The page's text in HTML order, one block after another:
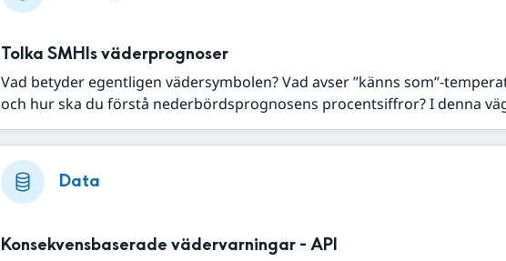
Tolka SMHIs väderprognoser
Vad betyder egentligen vädersymbolen? Vad avser ”känns som”-
och hur ska du förstå nederbördsprognosens procentsiffror? I denna
Data
Konsekvensbaserade vädervarningar - API